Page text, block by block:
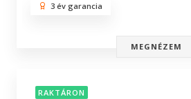
3 év garancia
MEGNÉZEM
RAKTÁRON